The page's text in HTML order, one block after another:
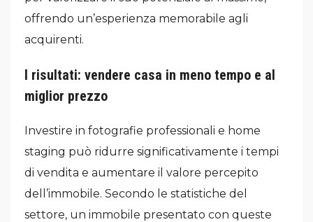
offrendo un’esperienza memorabile agli
acquirenti.
I risultati: vendere casa in meno tempo e al
miglior prezzo
Investire in fotografie professionali e home
staging può ridurre significativamente i tempi
di vendita e aumentare il valore percepito
dell’immobile. Secondo le statistiche del
settore, un immobile presentato con queste